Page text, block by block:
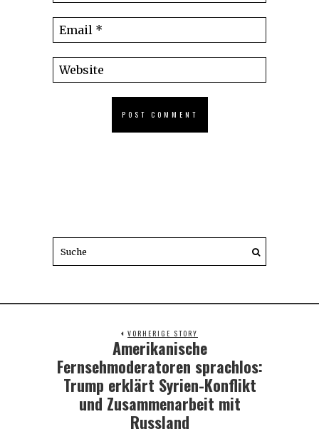
VORHERIGE STORY
Previous
Amerikanische
Fernsehmoderatoren sprachlos:
Trump erklärt Syrien-Konflikt
und Zusammenarbeit mit
Russland